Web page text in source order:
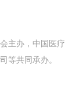
主办，中国医疗
等共同承办。